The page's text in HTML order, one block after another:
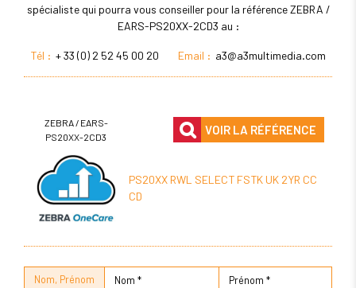
spécialiste qui pourra vous conseiller pour la référence ZEBRA /
EARS-PS20XX-2CD3 au :
Tél : + 33 (0) 2 52 45 00 20 Email : a3@a3multimedia.com
ZEBRA / EARS-
PS20XX-2CD3
VOIR LA RÉFÉRENCE
PS20XX RWL SELECT FSTK UK 2YR CC
CD
Nom, Prénom